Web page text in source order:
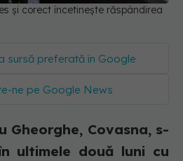
și corect încetinește răspândirea
sursă preferată în Google
ne pe Google News
Gheorghe, Covasna, s-
ultimele două luni cu